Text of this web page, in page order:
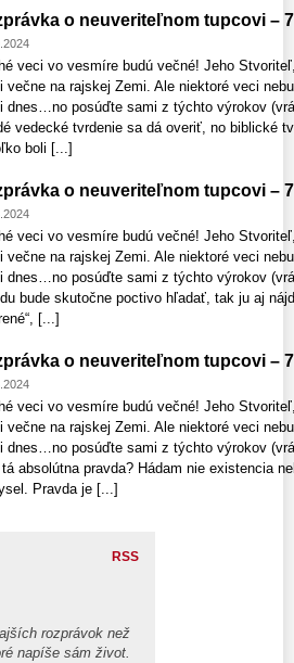
o neuveriteľnom tupcovi –
veci vo vesmíre budú večné! Jeho
večne na rajskej Zemi. Ale niektoré veci
dnes…no posúďte sami z týchto výrokov
vedecké tvrdenie sa dá overiť, no biblické
boli [...]
o neuveriteľnom tupcovi –
veci vo vesmíre budú večné! Jeho
večne na rajskej Zemi. Ale niektoré veci
dnes…no posúďte sami z týchto výrokov
bude skutočne poctivo hľadať, tak ju aj
[...]
o neuveriteľnom tupcovi –
veci vo vesmíre budú večné! Jeho
večne na rajskej Zemi. Ale niektoré veci
dnes…no posúďte sami z týchto výrokov
absolútna pravda? Hádam nie existencia
Pravda je [...]
RSS
rozprávok než
napíše sám život.